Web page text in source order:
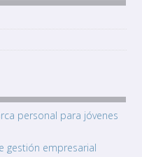
personal para jóvenes
gestión empresarial